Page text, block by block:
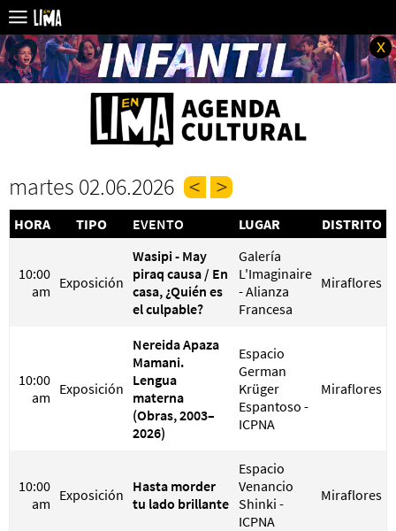
x
martes 02.06.2026
HORA TIPO EVENTO LUGAR DISTRITO
10:00
am Exposición
Wasipi - May
piraq causa / En
casa, ¿Quién es
el culpable?
Galería
L'Imaginaire
- Alianza
Francesa
Miraflores
10:00
am Exposición
Nereida Apaza
Mamani.
Lengua
materna
(Obras, 2003–
2026)
Espacio
German
Krüger
Espantoso -
ICPNA
Miraflores
10:00
am Exposición Hasta morder
tu lado brillante
Espacio
Venancio
Shinki -
ICPNA
Miraflores